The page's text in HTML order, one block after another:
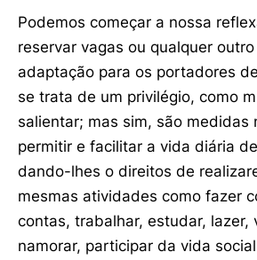
Podemos começar a nossa
reservar vagas ou qualquer
adaptação para os portadores
se trata de um privilégio, como
salientar; mas sim, são medidas
permitir e facilitar a vida diária
dando-lhes o direitos de
mesmas atividades como fazer
contas, trabalhar, estudar, lazer,
namorar, participar da vida